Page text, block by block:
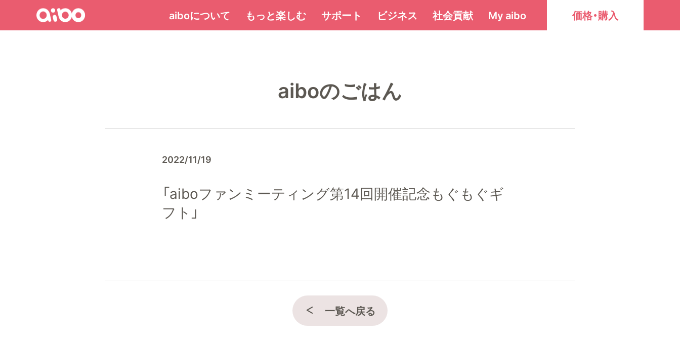
aibo
ト
ッ
Menu
aiboについて もっと楽しむ サポート ビジネス 社会貢献 My aibo 価格・購入
aiboのごはん
2022/11/19
「aiboファンミーティング第14回開催記念もぐもぐギ
フト」
一覧へ戻る